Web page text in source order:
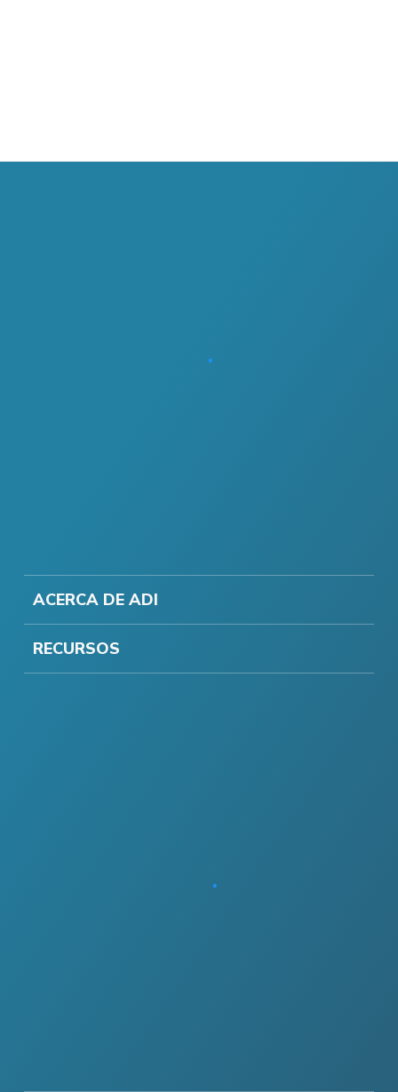
ACERCA DE ADI
RECURSOS